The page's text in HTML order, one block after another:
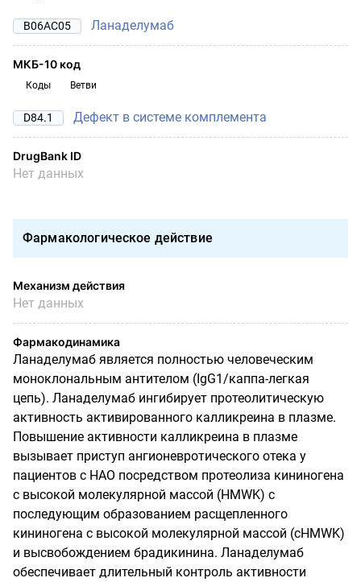
B06AC05 Ланаделумаб
МКБ-10 код
Коды Ветви
D84.1 Дефект в системе комплемента
DrugBank ID
Нет данных
Фармакологическое действие
Механизм действия
Нет данных
Фармакодинамика
Ланаделумаб является полностью человеческим
моноклональным антителом (IgG1/каппа-легкая
цепь). Ланаделумаб ингибирует протеолитическую
активность активированного калликреина в плазме.
Повышение активности калликреина в плазме
вызывает приступ ангионевротического отека у
пациентов с НАО посредством протеолиза кининогена
с высокой молекулярной массой (HMWK) с
последующим образованием расщепленного
кининогена с высокой молекулярной массой (cHMWK)
и высвобождением брадикинина. Ланаделумаб
обеспечивает длительный контроль активности